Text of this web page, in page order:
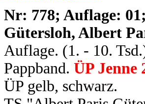
Nr: 778; Auflage:
Gütersloh, Albert
Auflage. (1. - 10.
Pappband. ÜP Jenne
ÜP gelb, schwarz.